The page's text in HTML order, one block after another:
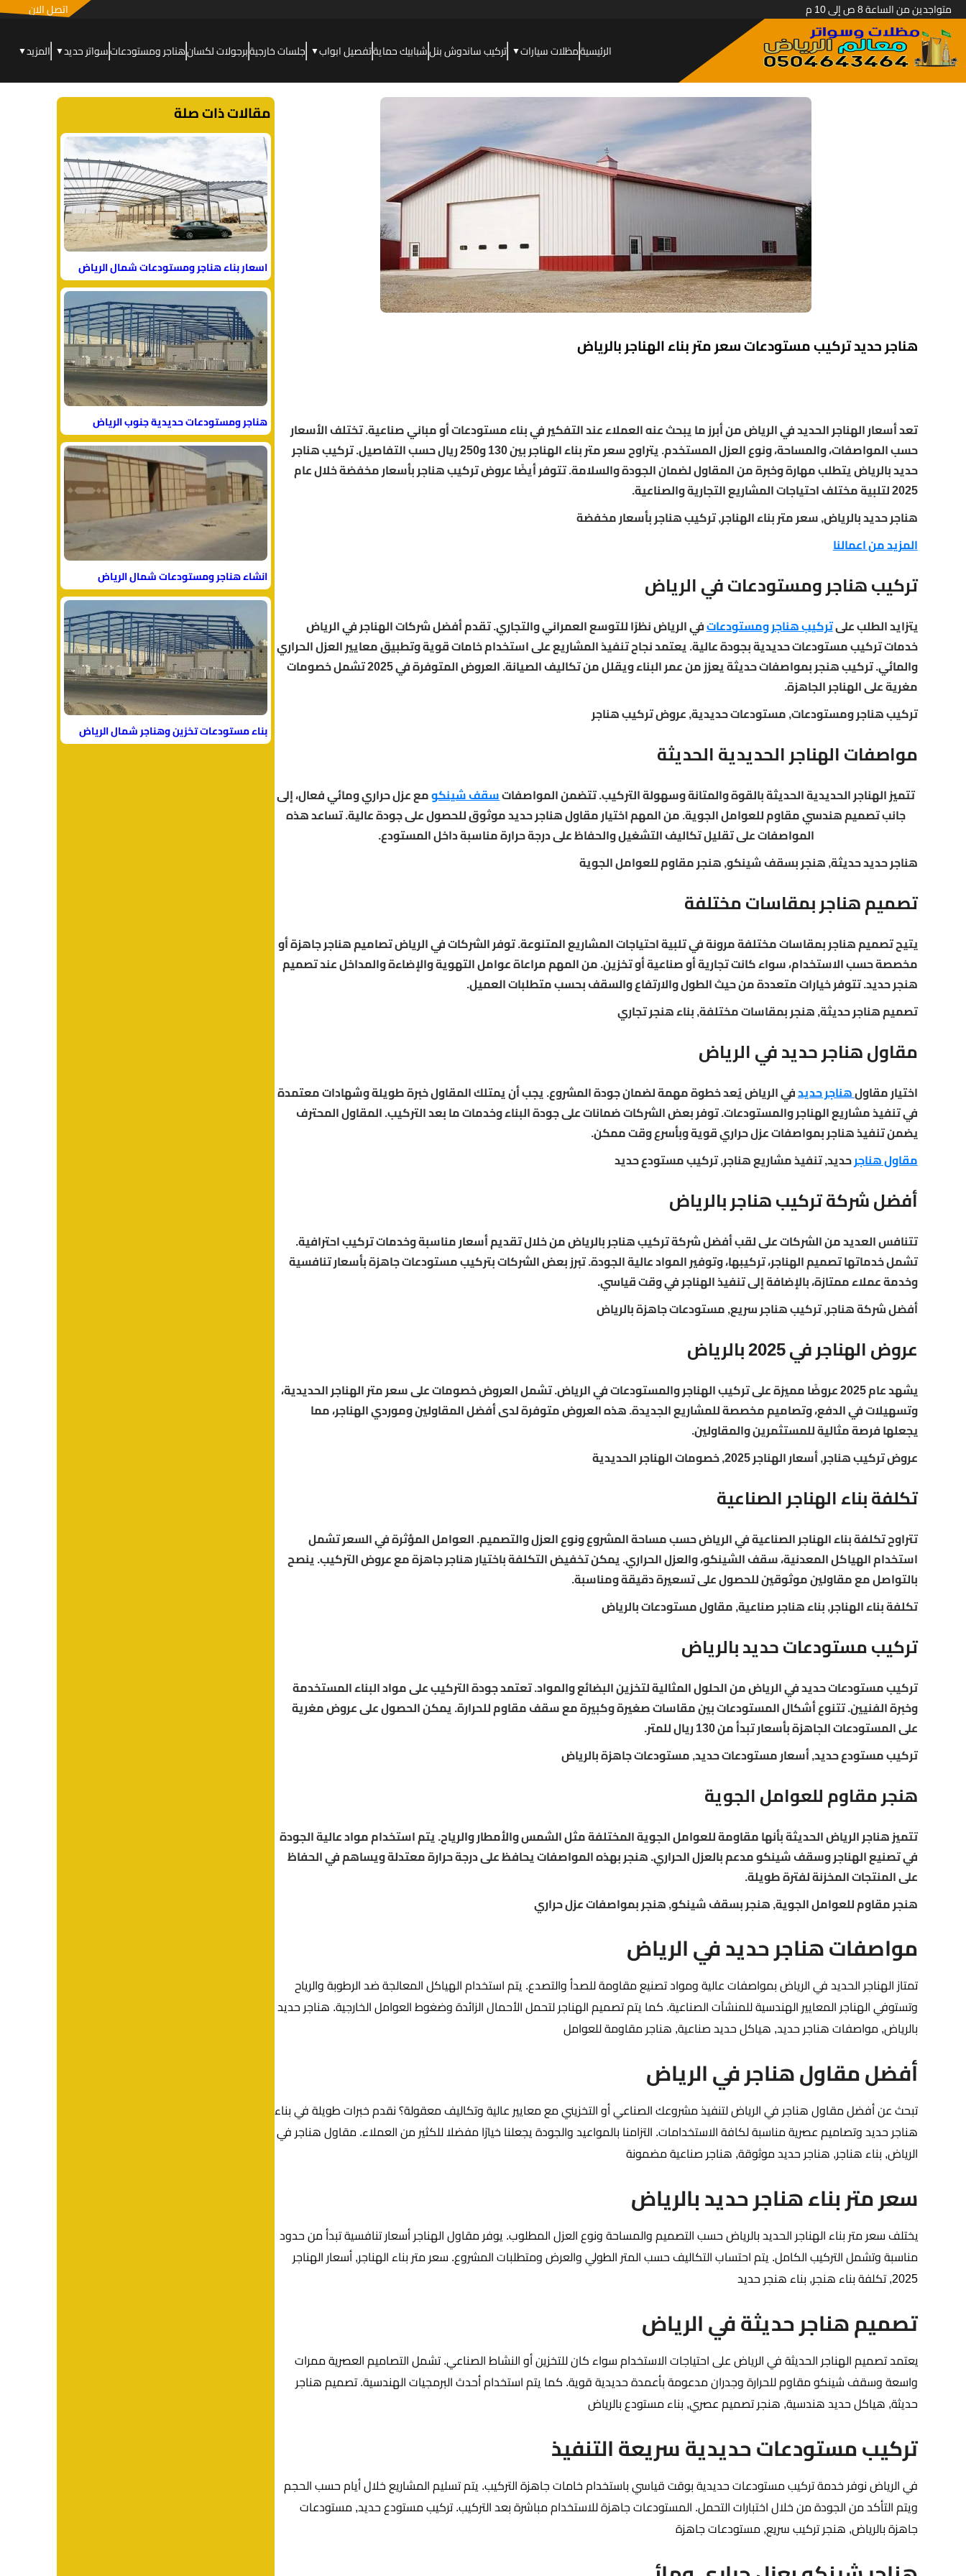
متواجدين من الساعة 8 ص إلى 10 م اتصل الان
الرئيسيةمظلات سيارات▼ تركيب ساندوش بنلشبابيك حمايةتفصيل ابواب▼ جلسات خارجيةبرجولات لكسانهناجر ومستودعاتسواتر حديد▼ المزيد▼
هناجر حديد تركيب مستودعات سعر متر بناء الهناجر بالرياض
تعد أسعار الهناجر الحديد في الرياض من أبرز ما يبحث عنه العملاء عند التفكير في بناء مستودعات أو مباني صناعية. تختلف الأسعار
حسب المواصفات، والمساحة، ونوع العزل المستخدم. يتراوح سعر متر بناء الهناجر بين 130 و250 ريال حسب التفاصيل. تركيب هناجر
حديد بالرياض يتطلب مهارة وخبرة من المقاول لضمان الجودة والسلامة. تتوفر أيضًا عروض تركيب هناجر بأسعار مخفضة خلال عام
2025 لتلبية مختلف احتياجات المشاريع التجارية والصناعية.
هناجر حديد بالرياض, سعر متر بناء الهناجر, تركيب هناجر بأسعار مخفضة
المزيد من اعمالنا
تركيب هناجر ومستودعات في الرياض
يتزايد الطلب علىتركيب هناجر ومستودعاتفي الرياض نظرًا للتوسع العمراني والتجاري. تقدم أفضل شركات الهناجر في الرياض
خدمات تركيب مستودعات حديدية بجودة عالية. يعتمد نجاح تنفيذ المشاريع على استخدام خامات قوية وتطبيق معايير العزل الحراري
والمائي. تركيب هنجر بمواصفات حديثة يعزز من عمر البناء ويقلل من تكاليف الصيانة. العروض المتوفرة في 2025 تشمل خصومات
مغرية على الهناجر الجاهزة.
تركيب هناجر ومستودعات, مستودعات حديدية, عروض تركيب هناجر
مواصفات الهناجر الحديدية الحديثة
تتميز الهناجر الحديدية الحديثة بالقوة والمتانة وسهولة التركيب. تتضمن المواصفاتسقف شينكومع عزل حراري ومائي فعال، إلى
جانب تصميم هندسي مقاوم للعوامل الجوية. من المهم اختيار مقاول هناجر حديد موثوق للحصول على جودة عالية. تساعد هذه
المواصفات على تقليل تكاليف التشغيل والحفاظ على درجة حرارة مناسبة داخل المستودع.
هناجر حديد حديثة, هنجر بسقف شينكو, هنجر مقاوم للعوامل الجوية
تصميم هناجر بمقاسات مختلفة
يتيح تصميم هناجر بمقاسات مختلفة مرونة في تلبية احتياجات المشاريع المتنوعة. توفر الشركات في الرياض تصاميم هناجر جاهزة أو
مخصصة حسب الاستخدام، سواء كانت تجارية أو صناعية أو تخزين. من المهم مراعاة عوامل التهوية والإضاءة والمداخل عند تصميم
هنجر حديد. تتوفر خيارات متعددة من حيث الطول والارتفاع والسقف بحسب متطلبات العميل.
تصميم هناجر حديثة, هنجر بمقاسات مختلفة, بناء هنجر تجاري
مقاول هناجر حديد في الرياض
اختيار مقاولهناجر حديدفي الرياض يُعد خطوة مهمة لضمان جودة المشروع. يجب أن يمتلك المقاول خبرة طويلة وشهادات معتمدة
في تنفيذ مشاريع الهناجر والمستودعات. توفر بعض الشركات ضمانات على جودة البناء وخدمات ما بعد التركيب. المقاول المحترف
يضمن تنفيذ هناجر بمواصفات عزل حراري قوية وبأسرع وقت ممكن.
مقاول هناجرحديد, تنفيذ مشاريع هناجر, تركيب مستودع حديد
أفضل شركة تركيب هناجر بالرياض
تتنافس العديد من الشركات على لقب أفضل شركة تركيب هناجر بالرياض من خلال تقديم أسعار مناسبة وخدمات تركيب احترافية.
تشمل خدماتها تصميم الهناجر، تركيبها، وتوفير المواد عالية الجودة. تبرز بعض الشركات بتركيب مستودعات جاهزة بأسعار تنافسية
وخدمة عملاء ممتازة، بالإضافة إلى تنفيذ الهناجر في وقت قياسي.
أفضل شركة هناجر, تركيب هناجر سريع, مستودعات جاهزة بالرياض
عروض الهناجر في 2025 بالرياض
يشهد عام 2025 عروضًا مميزة على تركيب الهناجر والمستودعات في الرياض. تشمل العروض خصومات على سعر متر الهناجر الحديدية،
وتسهيلات في الدفع، وتصاميم مخصصة للمشاريع الجديدة. هذه العروض متوفرة لدى أفضل المقاولين وموردي الهناجر، مما
يجعلها فرصة مثالية للمستثمرين والمقاولين.
عروض تركيب هناجر, أسعار الهناجر 2025, خصومات الهناجر الحديدية
تكلفة بناء الهناجر الصناعية
تتراوح تكلفة بناء الهناجر الصناعية في الرياض حسب مساحة المشروع ونوع العزل والتصميم. العوامل المؤثرة في السعر تشمل
استخدام الهياكل المعدنية، سقف الشينكو، والعزل الحراري. يمكن تخفيض التكلفة باختيار هناجر جاهزة مع عروض التركيب. ينصح
بالتواصل مع مقاولين موثوقين للحصول على تسعيرة دقيقة ومناسبة.
تكلفة بناء الهناجر, بناء هناجر صناعية, مقاول مستودعات بالرياض
تركيب مستودعات حديد بالرياض
تركيب مستودعات حديد في الرياض من الحلول المثالية لتخزين البضائع والمواد. تعتمد جودة التركيب على مواد البناء المستخدمة
وخبرة الفنيين. تتنوع أشكال المستودعات بين مقاسات صغيرة وكبيرة مع سقف مقاوم للحرارة. يمكن الحصول على عروض مغرية
على المستودعات الجاهزة بأسعار تبدأ من 130 ريال للمتر.
تركيب مستودع حديد, أسعار مستودعات حديد, مستودعات جاهزة بالرياض
هنجر مقاوم للعوامل الجوية
تتميز هناجر الرياض الحديثة بأنها مقاومة للعوامل الجوية المختلفة مثل الشمس والأمطار والرياح. يتم استخدام مواد عالية الجودة
في تصنيع الهناجر وسقف شينكو مدعم بالعزل الحراري. هنجر بهذه المواصفات يحافظ على درجة حرارة معتدلة ويساهم في الحفاظ
على المنتجات المخزنة لفترة طويلة.
هنجر مقاوم للعوامل الجوية, هنجر بسقف شينكو, هنجر بمواصفات عزل حراري
مواصفات هناجر حديد في الرياض
تمتاز الهناجر الحديد في الرياض بمواصفات عالية ومواد تصنيع مقاومة للصدأ والتصدع. يتم استخدام الهياكل المعالجة ضد الرطوبة والرياح
وتستوفي الهناجر المعايير الهندسية للمنشآت الصناعية. كما يتم تصميم الهناجر لتحمل الأحمال الزائدة وضغوط العوامل الخارجية. هناجر حديد
بالرياض, مواصفات هناجر حديد, هياكل حديد صناعية, هناجر مقاومة للعوامل
أفضل مقاول هناجر في الرياض
تبحث عن أفضل مقاول هناجر في الرياض لتنفيذ مشروعك الصناعي أو التخزيني مع معايير عالية وتكاليف معقولة؟ نقدم خبرات طويلة في بناء
هناجر حديد وتصاميم عصرية مناسبة لكافة الاستخدامات. التزامنا بالمواعيد والجودة يجعلنا خيارًا مفضلا للكثير من العملاء. مقاول هناجر في
الرياض, بناء هناجر, هناجر حديد موثوقة, هناجر صناعية مضمونة
سعر متر بناء هناجر حديد بالرياض
يختلف سعر متر بناء الهناجر الحديد بالرياض حسب التصميم والمساحة ونوع العزل المطلوب. يوفر مقاول الهناجر أسعار تنافسية تبدأ من حدود
مناسبة وتشمل التركيب الكامل. يتم احتساب التكاليف حسب المتر الطولي والعرض ومتطلبات المشروع. سعر متر بناء الهناجر, أسعار الهناجر
2025, تكلفة بناء هنجر, بناء هنجر حديد
تصميم هناجر حديثة في الرياض
يعتمد تصميم الهناجر الحديثة في الرياض على احتياجات الاستخدام سواء كان للتخزين أو النشاط الصناعي. تشمل التصاميم العصرية ممرات
واسعة وسقف شينكو مقاوم للحرارة وجدران مدعومة بأعمدة حديدية قوية. كما يتم استخدام أحدث البرمجيات الهندسية. تصميم هناجر
حديثة, هياكل حديد هندسية, هنجر تصميم عصري, بناء مستودع بالرياض
تركيب مستودعات حديدية سريعة التنفيذ
في الرياض نوفر خدمة تركيب مستودعات حديدية بوقت قياسي باستخدام خامات جاهزة التركيب. يتم تسليم المشاريع خلال أيام حسب الحجم
ويتم التأكد من الجودة من خلال اختبارات التحمل. المستودعات جاهزة للاستخدام مباشرة بعد التركيب. تركيب مستودع حديد, مستودعات
جاهزة بالرياض, هنجر تركيب سريع, مستودعات جاهزة
مقالات ذات صلة
اسعار بناء هناجر ومستودعات شمال الرياض
هناجر ومستودعات حديدية جنوب الرياض
انشاء هناجر ومستودعات شمال الرياض
بناء مستودعات تخزين وهناجر شمال الرياض